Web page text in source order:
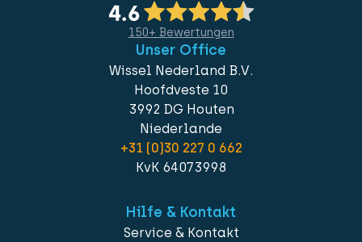
150+ Bewertungen
Unser Office
Wissel Nederland B.V.
Hoofdveste 10
3992 DG Houten
Niederlande
+31 (0)30 227 0 662
KvK 64073998
Hilfe & Kontakt
Service & Kontakt